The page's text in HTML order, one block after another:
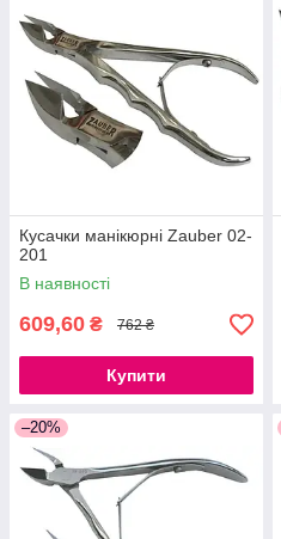
Кусачки манікюрні Zauber 02-
201
В наявності
609,60 ₴ 762 ₴
Купити
–20%